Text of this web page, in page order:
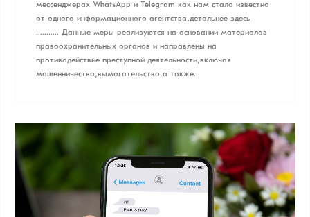
мессенджерах WhatsApp и Telegram как нам стало известно
от одного информационного агентства, детальнее здесь
........... Данные меры реализуются на основании материалов
правоохранительных органов и направлены на
противодействие преступной деятельности, включая
мошенничество, вымогательство, а также..